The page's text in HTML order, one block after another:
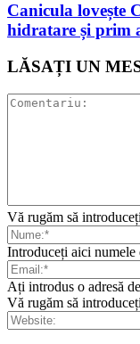
Canicula lovește
hidratare și prim
LĂSAȚI UN
Vă rugăm să
Introduceți aici numele
Ați introdus o adresă
Vă rugăm să